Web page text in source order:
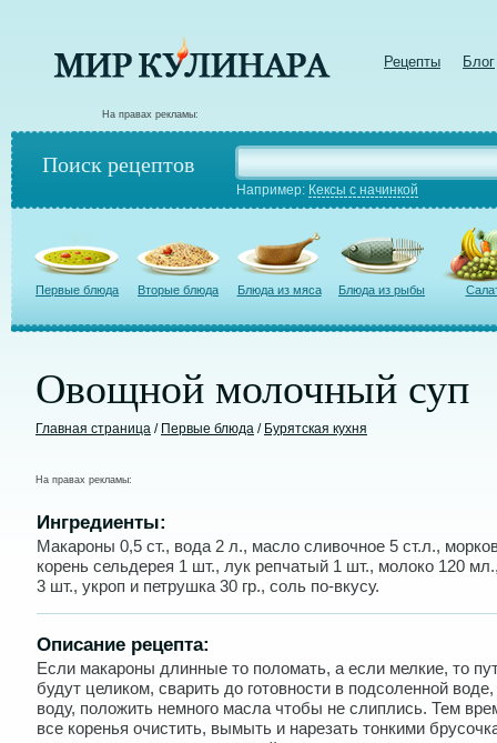
Рецепты Блог
На правах рекламы:
Поиск рецептов
Например: Кексы с начинкой
Первые блюда Вторые блюда Блюда из мяса Блюда из рыбы
Овощной молочный суп
Главная страница / Первые блюда / Бурятская кухня
На правах рекламы:
Ингредиенты:
Макароны 0,5 ст., вода 2 л., масло сливочное 5 ст.л.,
корень сельдерея 1 шт., лук репчатый 1 шт., молоко 120
3 шт., укроп и петрушка 30 гр., соль по-вкусу.
Описание рецепта:
Если макароны длинные то поломать, а если мелкие, то
будут целиком, сварить до готовности в подсоленной
воду, положить немного масла чтобы не слиплись. Тем
все коренья очистить, вымыть и нарезать тонкими